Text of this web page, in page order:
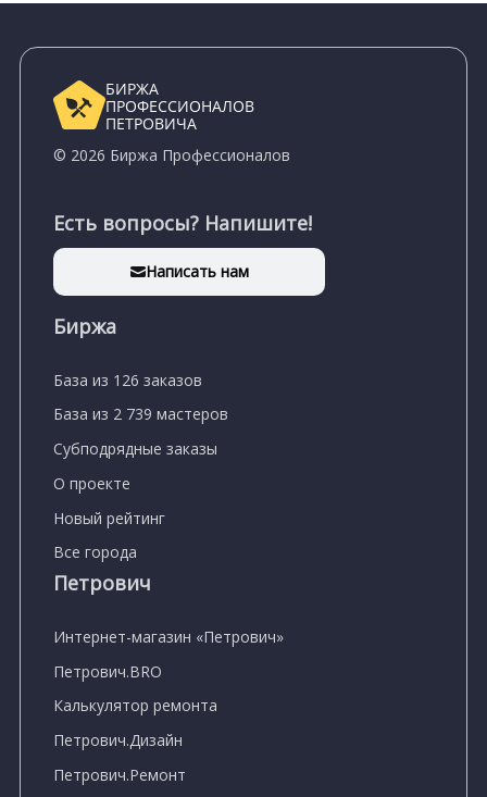
БИРЖА
ПРОФЕССИОНАЛОВ
ПЕТРОВИЧА
© 2026 Биржа Профессионалов
Есть вопросы? Напишите!
Написать нам
Биржа
База из 126 заказов
База из 2 739 мастеров
Субподрядные заказы
О проекте
Новый рейтинг
Все города
Петрович
Интернет-магазин «Петрович»
Петрович.BRO
Калькулятор ремонта
Петрович.Дизайн
Петрович.Ремонт